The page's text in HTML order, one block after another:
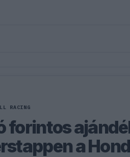
RACING
forintos
a